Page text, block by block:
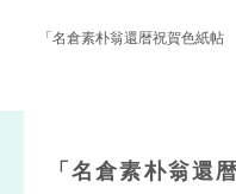
「名倉素朴翁還暦祝賀色紙
「名倉素朴翁